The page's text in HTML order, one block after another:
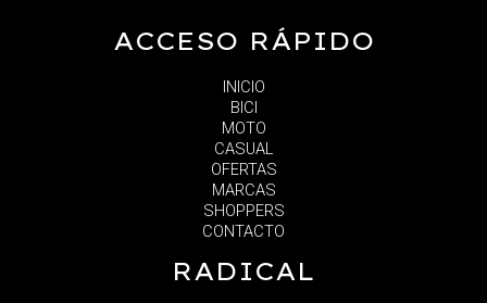
ACCESO RÁPIDO
INICIO
BICI
MOTO
CASUAL
OFERTAS
MARCAS
SHOPPERS
CONTACTO
RADICAL